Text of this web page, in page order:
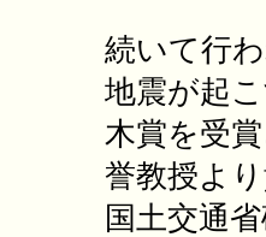
続いて行
地震が起
木賞を受
誉教授よ
国土交通